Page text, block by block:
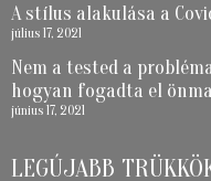
A stílus alakulása a
július 17, 2021
Nem a tested a
hogyan fogadta el
június 17, 2021
LEGÚJABB